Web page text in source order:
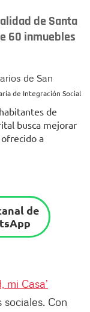
de Santa
60 inmuebles
de Integración Social
de
busca mejorar
ofrecido a
de
mi Casa’
Con